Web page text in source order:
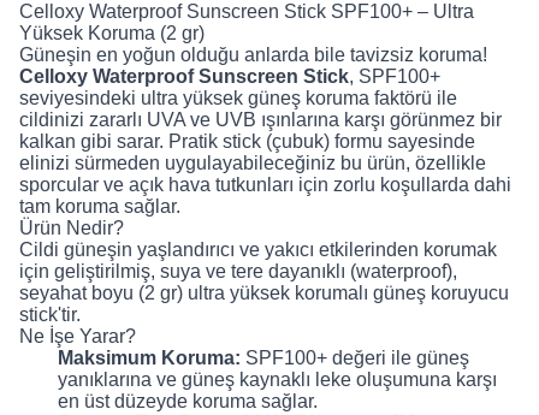
Celloxy Waterproof Sunscreen Stick SPF100+ – Ultra
Yüksek Koruma (2 gr)
Güneşin en yoğun olduğu anlarda bile tavizsiz koruma!
Celloxy Waterproof Sunscreen Stick, SPF100+
seviyesindeki ultra yüksek güneş koruma faktörü ile
cildinizi zararlı UVA ve UVB ışınlarına karşı görünmez bir
kalkan gibi sarar. Pratik stick (çubuk) formu sayesinde
elinizi sürmeden uygulayabileceğiniz bu ürün, özellikle
sporcular ve açık hava tutkunları için zorlu koşullarda dahi
tam koruma sağlar.
Ürün Nedir?
Cildi güneşin yaşlandırıcı ve yakıcı etkilerinden korumak
için geliştirilmiş, suya ve tere dayanıklı (waterproof),
seyahat boyu (2 gr) ultra yüksek korumalı güneş koruyucu
stick'tir.
Ne İşe Yarar?
Maksimum Koruma: SPF100+ değeri ile güneş
yanıklarına ve güneş kaynaklı leke oluşumuna karşı
en üst düzeyde koruma sağlar.